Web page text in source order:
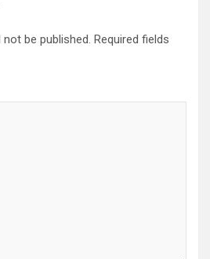
be published. Required fields